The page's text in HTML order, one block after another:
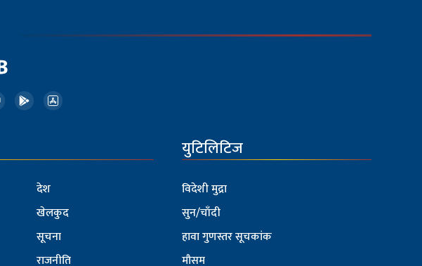
देश
खेलकुद
सूचना
राजनीति
युटिलिटिज
विदेशी मुद्रा
सुन/चाँदी
हावा गुणस्तर सूचकांक
मौसम